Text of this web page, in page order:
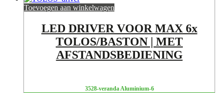
Toevoegen aan winkelwagen
LED DRIVER VOOR MAX 6x
TOLOS/BASTON | MET
AFSTANDSBEDIENING
3528-veranda Aluminium-6